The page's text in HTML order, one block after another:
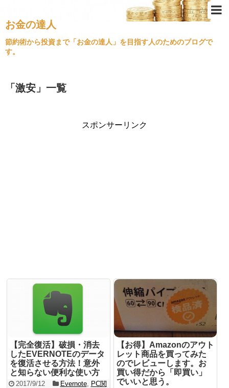
お金の達人
節約術から投資まで「お金の達人」を目指す人のためのブログで
す。
「 激安 」 一覧
スポンサーリンク
【完全復活】破損・消去
したEVERNOTEのデータ
を復活させる方法！意外
と知らない便利な使い方
2017/9/12 Evernote, PC関
【お得】Amazonのアウト
レット商品を買ってみた
のでレビューします。お
買い得だから「即買い」
でいいと思う。
節約術
クレジットカード
Evernote
Dropbox
マニアックな話
日常